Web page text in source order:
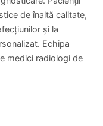
de înaltă calitate,
și la
Echipa
medici radiologi de